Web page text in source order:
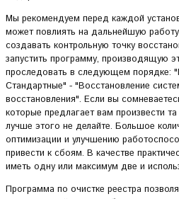
Мы рекомендуем перед каждой
может повлиять на дальнейшую
создавать контрольную точку
запустить программу, производящую
проследовать в следующем порядке:
Стандартные" - "Восстановление
восстановления". Если вы
которые предлагает вам произвести
лучше этого не делайте. Большое
оптимизации и улучшению
привести к сбоям. В качестве
иметь одну или максимум две и
Программа по очистке реестра